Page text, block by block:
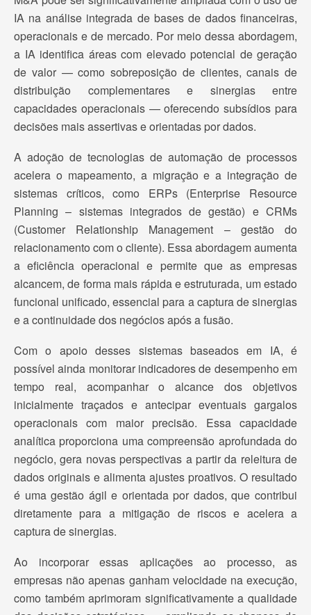
IA na análise integrada de bases de dados financeiras,
operacionais e de mercado. Por meio dessa abordagem,
a IA identifica áreas com elevado potencial de geração
de valor — como sobreposição de clientes, canais de
distribuição complementares e sinergias entre
capacidades operacionais — oferecendo subsídios para
decisões mais assertivas e orientadas por dados.
A adoção de tecnologias de automação de processos
acelera o mapeamento, a migração e a integração de
sistemas críticos, como ERPs (Enterprise Resource
Planning – sistemas integrados de gestão) e CRMs
(Customer Relationship Management – gestão do
relacionamento com o cliente). Essa abordagem aumenta
a eficiência operacional e permite que as empresas
alcancem, de forma mais rápida e estruturada, um estado
funcional unificado, essencial para a captura de sinergias
e a continuidade dos negócios após a fusão.
Com o apoio desses sistemas baseados em IA, é
possível ainda monitorar indicadores de desempenho em
tempo real, acompanhar o alcance dos objetivos
inicialmente traçados e antecipar eventuais gargalos
operacionais com maior precisão. Essa capacidade
analítica proporciona uma compreensão aprofundada do
negócio, gera novas perspectivas a partir da releitura de
dados originais e alimenta ajustes proativos. O resultado
é uma gestão ágil e orientada por dados, que contribui
diretamente para a mitigação de riscos e acelera a
captura de sinergias.
Ao incorporar essas aplicações ao processo, as
empresas não apenas ganham velocidade na execução,
como também aprimoram significativamente a qualidade